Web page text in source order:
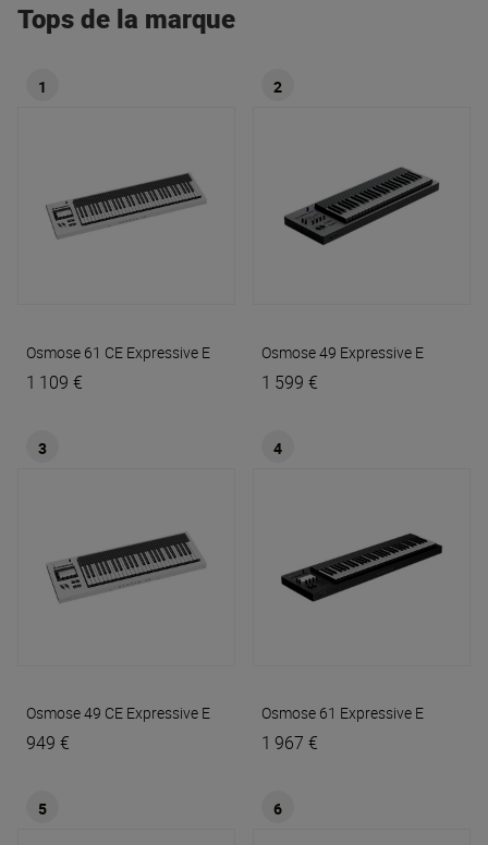
Tops de la marque
1
Osmose 61 CE Expressive E
1 109 €
2
Osmose 49 Expressive E
1 599 €
3
Osmose 49 CE Expressive E
949 €
4
Osmose 61 Expressive E
1 967 €
5 6